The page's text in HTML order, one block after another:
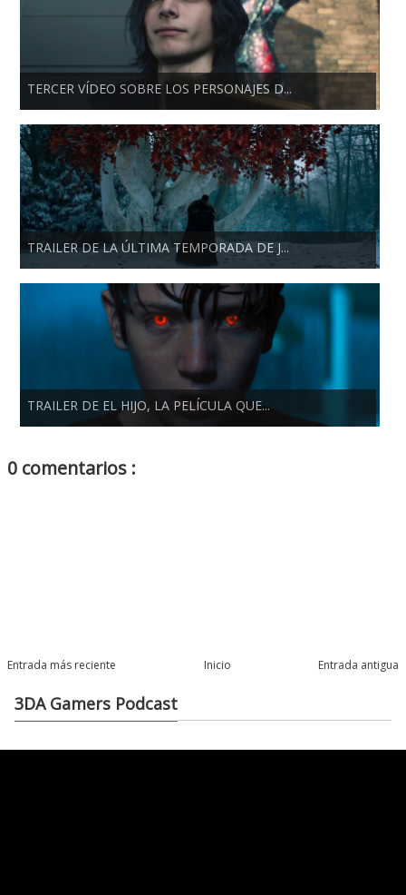
TERCER VÍDEO SOBRE LOS PERSONAJES D...
TRAILER DE LA ÚLTIMA TEMPORADA DE J...
TRAILER DE EL HIJO, LA PELÍCULA QUE...
0 comentarios :
Entrada más reciente Entrada antigua
Inicio
3DA Gamers Podcast